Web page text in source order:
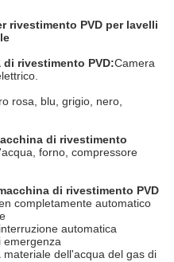
rivestimento PVD per lavelli
rivestimento PVD:Camera
rosa, blu, grigio, nero,
di rivestimento
forno, compressore
di rivestimento PVD
completamente automatico
automatica
emergenza
dell'acqua del gas di